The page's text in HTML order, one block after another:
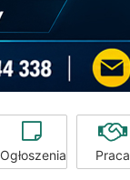
Ogłoszenia Praca